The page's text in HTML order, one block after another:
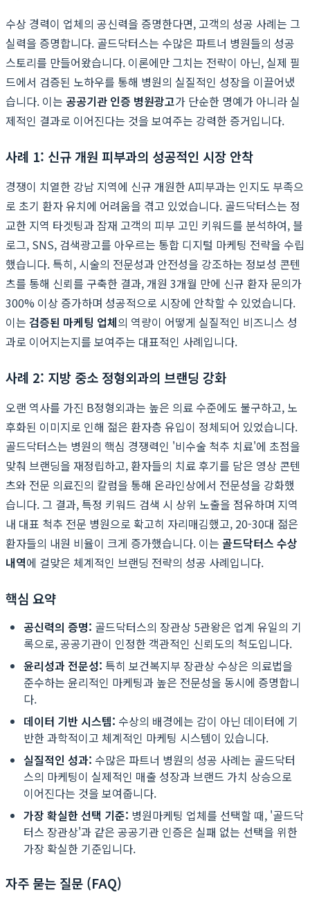
수상 경력이 업체의 공신력을 증명한다면, 고객의 성공 사례는 그
실력을 증명합니다. 골드닥터스는 수많은 파트너 병원들의 성공
스토리를 만들어왔습니다. 이론에만 그치는 전략이 아닌, 실제 필
드에서 검증된 노하우를 통해 병원의 실질적인 성장을 이끌어냈
습니다. 이는 공공기관 인증 병원광고가 단순한 명예가 아니라 실
제적인 결과로 이어진다는 것을 보여주는 강력한 증거입니다.
사례 1: 신규 개원 피부과의 성공적인 시장 안착
경쟁이 치열한 강남 지역에 신규 개원한 A피부과는 인지도 부족으
로 초기 환자 유치에 어려움을 겪고 있었습니다. 골드닥터스는 정
교한 지역 타겟팅과 잠재 고객의 피부 고민 키워드를 분석하여, 블
로그, SNS, 검색광고를 아우르는 통합 디지털 마케팅 전략을 수립
했습니다. 특히, 시술의 전문성과 안전성을 강조하는 정보성 콘텐
츠를 통해 신뢰를 구축한 결과, 개원 3개월 만에 신규 환자 문의가
300% 이상 증가하며 성공적으로 시장에 안착할 수 있었습니다.
이는 검증된 마케팅 업체의 역량이 어떻게 실질적인 비즈니스 성
과로 이어지는지를 보여주는 대표적인 사례입니다.
사례 2: 지방 중소 정형외과의 브랜딩 강화
오랜 역사를 가진 B정형외과는 높은 의료 수준에도 불구하고, 노
후화된 이미지로 인해 젊은 환자층 유입이 정체되어 있었습니다.
골드닥터스는 병원의 핵심 경쟁력인 '비수술 척추 치료'에 초점을
맞춰 브랜딩을 재정립하고, 환자들의 치료 후기를 담은 영상 콘텐
츠와 전문 의료진의 칼럼을 통해 온라인상에서 전문성을 강화했
습니다. 그 결과, 특정 키워드 검색 시 상위 노출을 점유하며 지역
내 대표 척추 전문 병원으로 확고히 자리매김했고, 20-30대 젊은
환자들의 내원 비율이 크게 증가했습니다. 이는 골드닥터스 수상
내역에 걸맞은 체계적인 브랜딩 전략의 성공 사례입니다.
핵심 요약
공신력의 증명: 골드닥터스의 장관상 5관왕은 업계 유일의 기
록으로, 공공기관이 인정한 객관적인 신뢰도의 척도입니다.
윤리성과 전문성: 특히 보건복지부 장관상 수상은 의료법을
준수하는 윤리적인 마케팅과 높은 전문성을 동시에 증명합니
다.
데이터 기반 시스템: 수상의 배경에는 감이 아닌 데이터에 기
반한 과학적이고 체계적인 마케팅 시스템이 있습니다.
실질적인 성과: 수많은 파트너 병원의 성공 사례는 골드닥터
스의 마케팅이 실제적인 매출 성장과 브랜드 가치 상승으로
이어진다는 것을 보여줍니다.
가장 확실한 선택 기준: 병원마케팅 업체를 선택할 때, '골드닥
터스 장관상'과 같은 공공기관 인증은 실패 없는 선택을 위한
가장 확실한 기준입니다.
자주 묻는 질문 (FAQ)